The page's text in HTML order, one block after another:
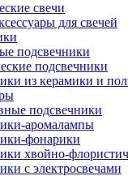
свечи
для свечей
подсвечники
подсвечники
из керамики и
подсвечники
аромалампы
фонарики
хвойно-
с электросвечами